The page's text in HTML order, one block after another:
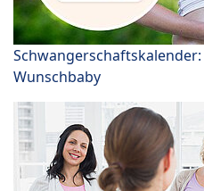
Wunschbaby